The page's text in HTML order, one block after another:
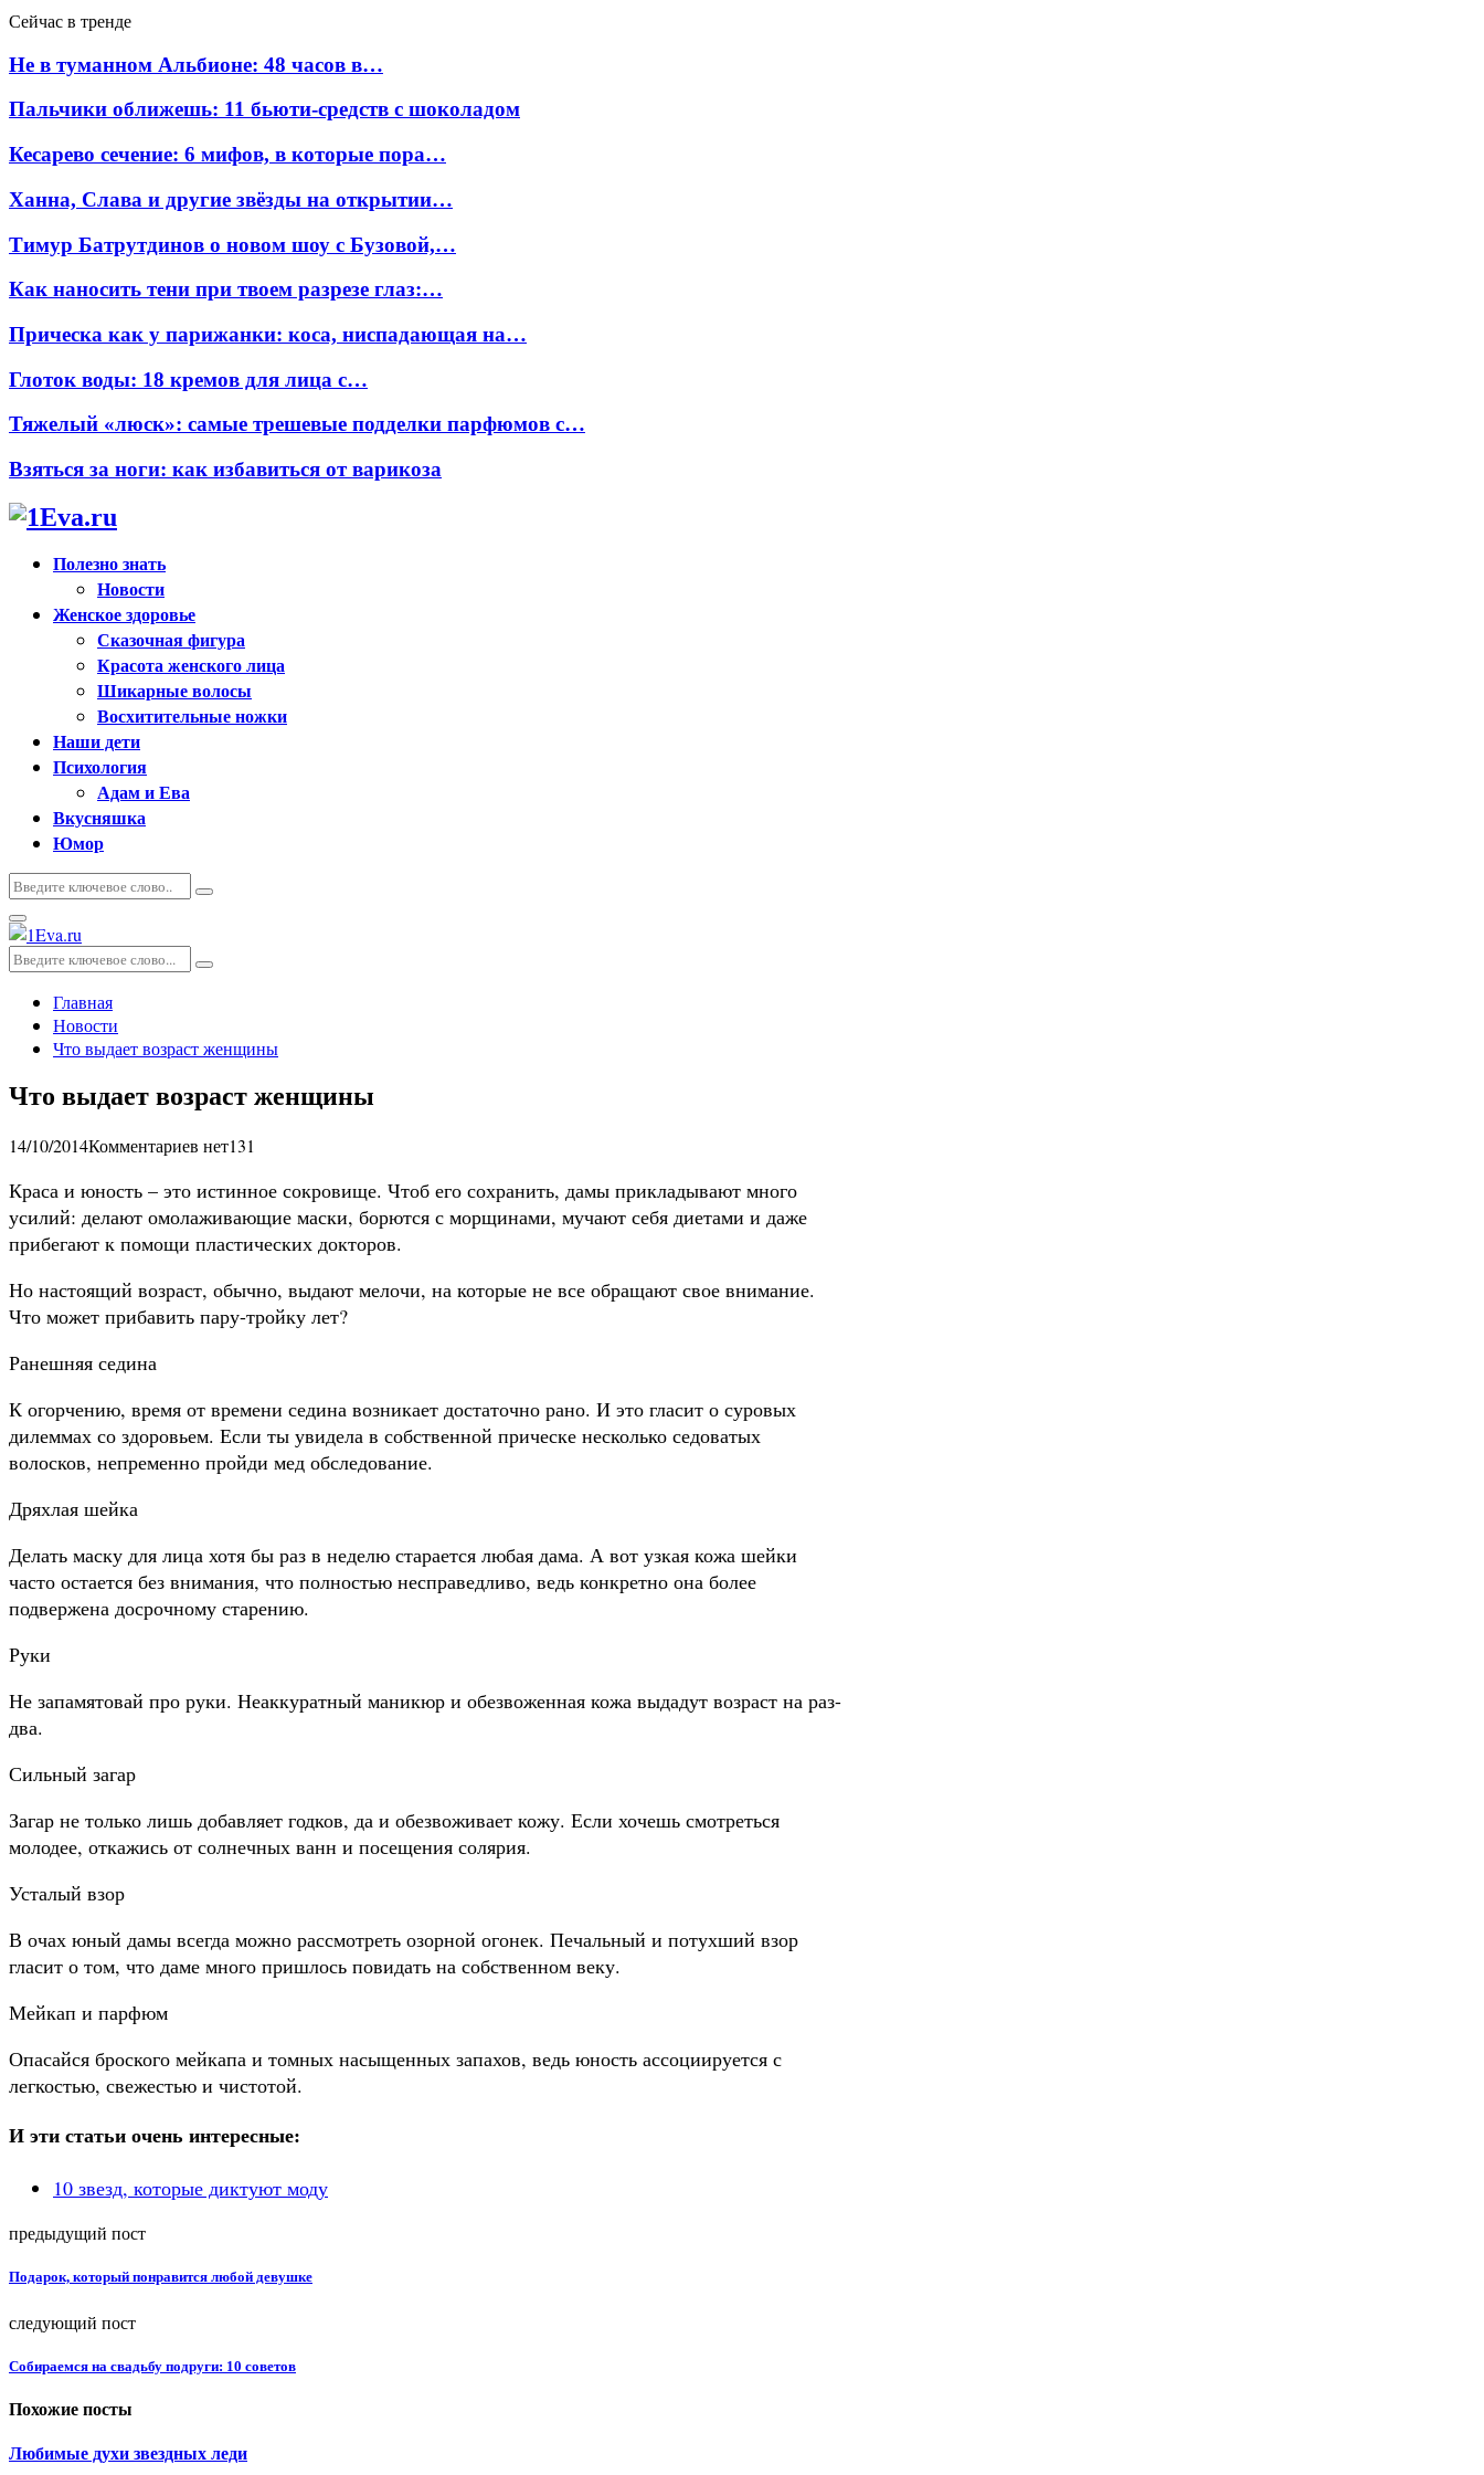
Сейчас в тренде
Не в туманном Альбионе: 48 часов в…
Пальчики оближешь: 11 бьюти-средств с шоколадом
Кесарево сечение: 6 мифов, в которые пора…
Ханна, Слава и другие звёзды на открытии…
Тимур Батрутдинов о новом шоу с Бузовой,…
Как наносить тени при твоем разрезе глаз:…
Прическа как у парижанки: коса, ниспадающая на…
Глоток воды: 18 кремов для лица с…
Тяжелый «люск»: самые трешевые подделки парфюмов с…
Взяться за ноги: как избавиться от варикоза
Полезно знать
Новости
Женское здоровье
Сказочная фигура
Красота женского лица
Шикарные волосы
Восхитительные ножки
Наши дети
Психология
Адам и Ева
Вкусняшка
Юмор
Искать:
Поиск
Основное
меню
Искать:
Поиск
Главная
Новости
Что выдает возраст женщины
Что выдает возраст женщины
14/10/2014Комментариев нет131
Краса и юность – это истинное сокровище. Чтоб его сохранить, дамы прикладывают много
усилий: делают омолаживающие маски, борются с морщинами, мучают себя диетами и даже
прибегают к помощи пластических докторов.
Но настоящий возраст, обычно, выдают мелочи, на которые не все обращают свое внимание.
Что может прибавить пару-тройку лет?
Ранешняя седина
К огорчению, время от времени седина возникает достаточно рано. И это гласит о суровых
дилеммах со здоровьем. Если ты увидела в собственной прическе несколько седоватых
волосков, непременно пройди мед обследование.
Дряхлая шейка
Делать маску для лица хотя бы раз в неделю старается любая дама. А вот узкая кожа шейки
часто остается без внимания, что полностью несправедливо, ведь конкретно она более
подвержена досрочному старению.
Руки
Не запамятовай про руки. Неаккуратный маникюр и обезвоженная кожа выдадут возраст на раз-
два.
Сильный загар
Загар не только лишь добавляет годков, да и обезвоживает кожу. Если хочешь смотреться
молодее, откажись от солнечных ванн и посещения солярия.
Усталый взор
В очах юный дамы всегда можно рассмотреть озорной огонек. Печальный и потухший взор
гласит о том, что даме много пришлось повидать на собственном веку.
Мейкап и парфюм
Опасайся броского мейкапа и томных насыщенных запахов, ведь юность ассоциируется с
легкостью, свежестью и чистотой.
И эти статьи очень интересные:
10 звезд, которые диктуют моду
предыдущий пост
Подарок, который понравится любой девушке
следующий пост
Собираемся на свадьбу подруги: 10 советов
Похожие посты
Любимые духи звездных леди